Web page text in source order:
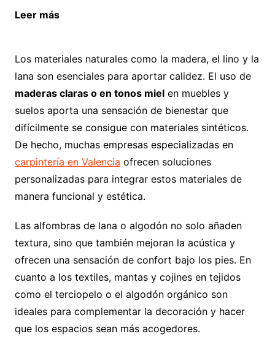
Leer más
Los materiales naturales como la madera, el lino y la
lana son esenciales para aportar calidez. El uso de
maderas claras o en tonos mielen muebles y
suelos aporta una sensación de bienestar que
difícilmente se consigue con materiales sintéticos.
De hecho, muchas empresas especializadas en
carpintería en Valencia ofrecen soluciones
personalizadas para integrar estos materiales de
manera funcional y estética.
Las alfombras de lana o algodón no solo añaden
textura, sino que también mejoran la acústica y
ofrecen una sensación de confort bajo los pies. En
cuanto a los textiles, mantas y cojines en tejidos
como el terciopelo o el algodón orgánico son
ideales para complementar la decoración y hacer
que los espacios sean más acogedores.